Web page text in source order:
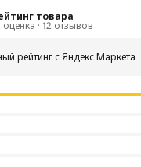
товара
оценка · 12 отзывов
рейтинг с Яндекс Маркета